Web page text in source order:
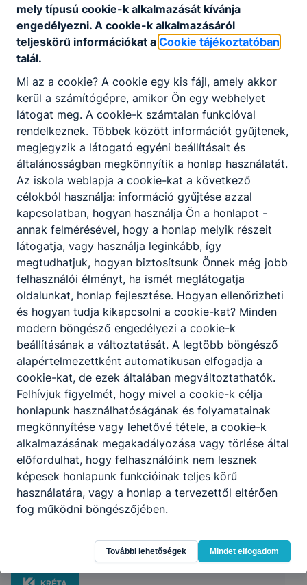
Partnereink
Érdi SZC Kós Károly Technikum
2030 Érd, Ercsi út 4.
mely típusú cookie-k alkalmazását kívánja
engedélyezni. A cookie-k alkalmazásáról
teljeskörű információkat a Cookie tájékoztatóban
talál.
Mi az a cookie? A cookie egy kis fájl, amely akkor
kerül a számítógépre, amikor Ön egy webhelyet
látogat meg. A cookie-k számtalan funkcióval
rendelkeznek. Többek között információt gyűjtenek,
megjegyzik a látogató egyéni beállításait és
általánosságban megkönnyítik a honlap használatát.
Az iskola weblapja a cookie-kat a következő
célokból használja: információ gyűjtése azzal
kapcsolatban, hogyan használja Ön a honlapot -
annak felmérésével, hogy a honlap melyik részeit
látogatja, vagy használja leginkább, így
megtudhatjuk, hogyan biztosítsunk Önnek még jobb
felhasználói élményt, ha ismét meglátogatja
oldalunkat, honlap fejlesztése. Hogyan ellenőrizheti
és hogyan tudja kikapcsolni a cookie-kat? Minden
modern böngésző engedélyezi a cookie-k
beállításának a változtatását. A legtöbb böngésző
alapértelmezettként automatikusan elfogadja a
cookie-kat, de ezek általában megváltoztathatók.
Felhívjuk figyelmét, hogy mivel a cookie-k célja
honlapunk használhatóságának és folyamatainak
megkönnyítése vagy lehetővé tétele, a cookie-k
alkalmazásának megakadályozása vagy törlése által
előfordulhat, hogy felhasználóink nem lesznek
képesek honlapunk funkcióinak teljes körű
használatára, vagy a honlap a tervezettől eltérően
fog működni böngészőjében.
További lehetőségek Mindet elfogadom